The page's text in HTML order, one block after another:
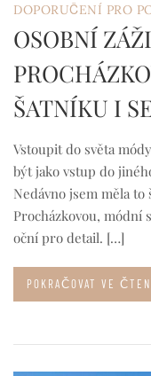
DOPORUČENÍ PRO
OSOBNÍ
ŠATNÍKU I
Vstoupit do světa
být jako vstup do
Nedávno jsem měla
Procházkovou, módní
oční pro detail. […]
POKRAČOVAT VE